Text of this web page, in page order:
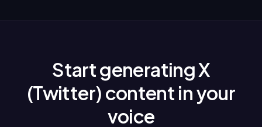
Start generating X
(Twitter) content in your
voice